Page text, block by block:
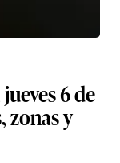
6 de
zonas y